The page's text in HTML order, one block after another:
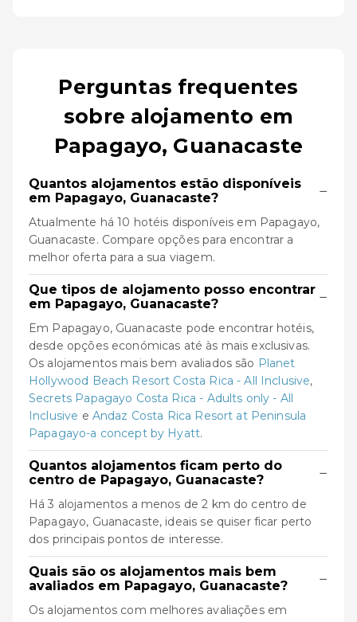
Perguntas frequentes
sobre alojamento em
Papagayo, Guanacaste
Quantos alojamentos estão disponíveis
em Papagayo, Guanacaste?
−
Atualmente há 10 hotéis disponíveis em Papagayo,
Guanacaste. Compare opções para encontrar a
melhor oferta para a sua viagem.
Que tipos de alojamento posso encontrar
em Papagayo, Guanacaste?
−
Em Papagayo, Guanacaste pode encontrar hotéis,
desde opções económicas até às mais exclusivas.
Os alojamentos mais bem avaliados são Planet
Hollywood Beach Resort Costa Rica - All Inclusive,
Secrets Papagayo Costa Rica - Adults only - All
Inclusive e Andaz Costa Rica Resort at Peninsula
Papagayo-a concept by Hyatt.
Quantos alojamentos ficam perto do
centro de Papagayo, Guanacaste?
−
Há 3 alojamentos a menos de 2 km do centro de
Papagayo, Guanacaste, ideais se quiser ficar perto
dos principais pontos de interesse.
Quais são os alojamentos mais bem
avaliados em Papagayo, Guanacaste?
−
Os alojamentos com melhores avaliações em